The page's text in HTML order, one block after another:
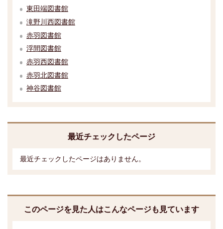
東田端図書館
滝野川西図書館
赤羽図書館
浮間図書館
赤羽西図書館
赤羽北図書館
神谷図書館
最近チェックしたページ
最近チェックしたページはありません。
このページを見た人はこんなページも見ています